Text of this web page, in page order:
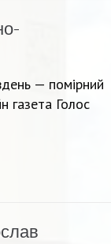
— помірний
Голос